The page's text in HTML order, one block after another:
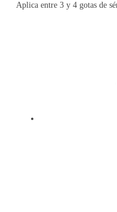
Aplica entre 3 y 4 gotas de